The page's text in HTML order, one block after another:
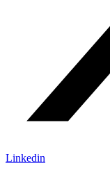
Linkedin